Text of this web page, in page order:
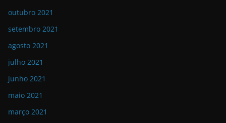
outubro 2021
setembro 2021
agosto 2021
julho 2021
junho 2021
maio 2021
março 2021